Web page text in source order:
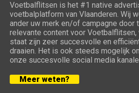
Voetbalflitsen is het #1 native
voetbalplatform van Vlaanderen. Wij
ander uw merk en/of campagne door
relevante content voor Voetbalflitsen,
staat zijn zeer succesvolle en
draaien. Het is ook steeds mogelijk
onze succesvolle social media
Meer weten?